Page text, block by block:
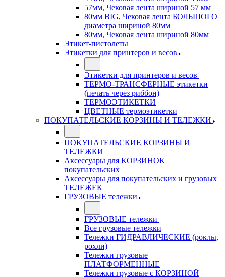
57мм, Чековая лента шириной 57 мм
80мм BIG, Чековая лента БОЛЬШОГО
диаметра шириной 80мм
80мм, Чековая лента шириной 80мм
Этикет-пистолеты
Этикетки для принтеров и весов
Этикетки для принтеров и весов
ТЕРМО-ТРАНСФЕРНЫЕ этикетки
(печать через риббон)
ТЕРМОЭТИКЕТКИ
ЦВЕТНЫЕ термоэтикетки
ПОКУПАТЕЛЬСКИЕ КОРЗИНЫ И ТЕЛЕЖКИ
ПОКУПАТЕЛЬСКИЕ КОРЗИНЫ И
ТЕЛЕЖКИ
Аксессуары для КОРЗИНОК
покупательских
Аксессуары для покупательских и грузовых
ТЕЛЕЖЕК
ГРУЗОВЫЕ тележки
ГРУЗОВЫЕ тележки
Все грузовые тележки
Тележки ГИДРАВЛИЧЕСКИЕ (роклы,
рохли)
Тележки грузовые
ПЛАТФОРМЕННЫЕ
Тележки грузовые с КОРЗИНОЙ